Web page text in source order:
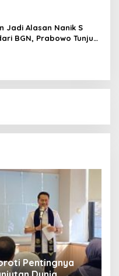
Jadi Alasan Nanik S
BGN, Prabowo Tunjuk
Pentingnya